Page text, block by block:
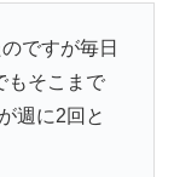
ですが毎日
もそこまで
週に2回と